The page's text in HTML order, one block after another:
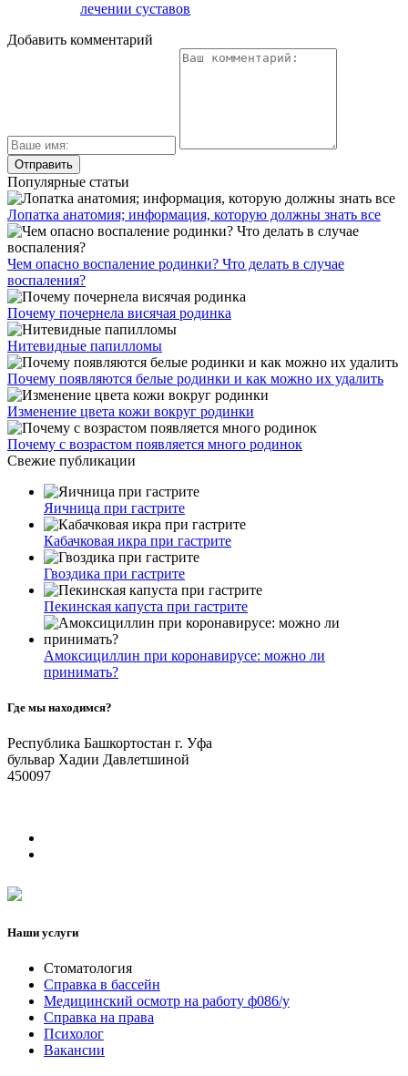
лечении суставов
Добавить комментарий
Популярные статьи
Лопатка анатомия; информация, которую должны знать все
Чем опасно воспаление родинки? Что делать в случае
воспаления?
Почему почернела висячая родинка
Нитевидные папилломы
Почему появляются белые родинки и как можно их удалить
Изменение цвета кожи вокруг родинки
Почему с возрастом появляется много родинок
Свежие публикации
Яичница при гастрите
Кабачковая икра при гастрите
Гвоздика при гастрите
Пекинская капуста при гастрите
Амоксициллин при коронавирусе: можно ли
принимать?
Где мы находимся?
Республика Башкортостан г. Уфа
бульвар Хадии Давлетшиной
450097
Наши услуги
Стоматология
Справка в бассейн
Медицинский осмотр на работу ф086/у
Справка на права
Психолог
Вакансии